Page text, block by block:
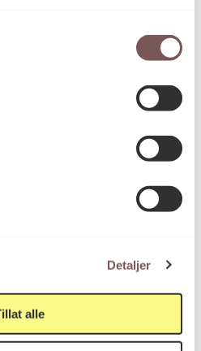
Detaljer
alle